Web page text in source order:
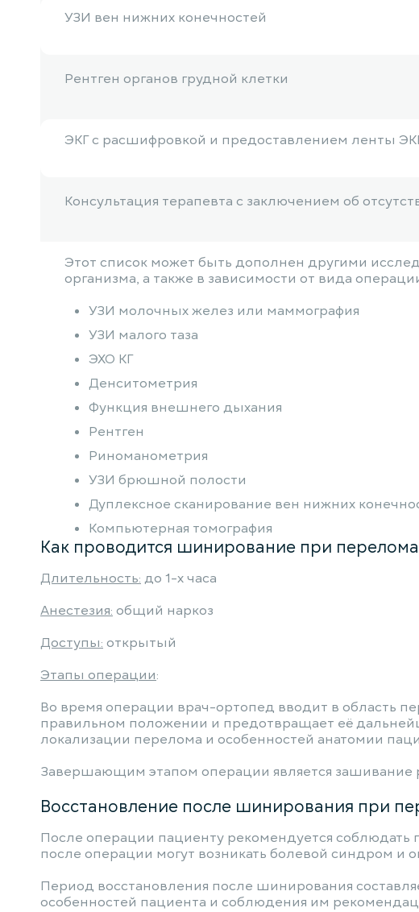
УЗИ вен нижних конечностей
Рентген органов грудной клетки
ЭКГ с расшифровкой и предоставлением ленты
Консультация терапевта с заключением об
Этот список может быть дополнен другими
организма, а также в зависимости от вида
УЗИ молочных желез или маммография
УЗИ малого таза
ЭХО КГ
Денситометрия
Функция внешнего дыхания
Рентген
Риноманометрия
УЗИ брюшной полости
Дуплексное сканирование вен нижних
Компьютерная томография
Как проводится шинирование при
Длительность: до 1-х часа
Анестезия: общий наркоз
Доступы: открытый
Этапы операции:
Во время операции врач-ортопед вводит в область
правильном положении и предотвращает её
локализации перелома и особенностей анатомии
Завершающим этапом операции является зашивание
Восстановление после шинирования при
После операции пациенту рекомендуется соблюдать
после операции могут возникать болевой синдром и
Период восстановления после шинирования
особенностей пациента и соблюдения им